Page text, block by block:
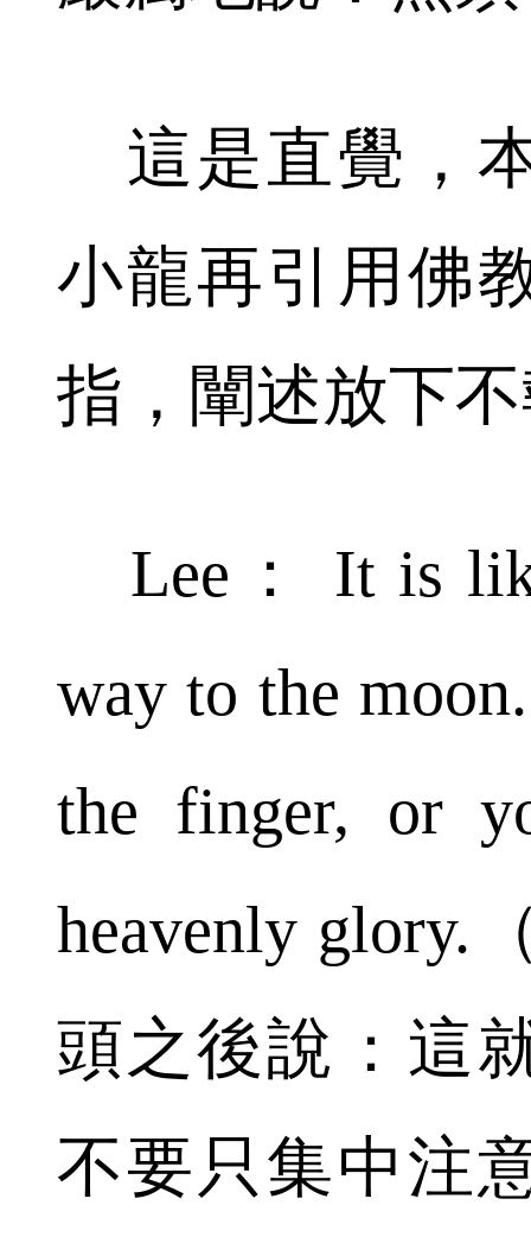
這是直覺，
小龍再引用佛
指，闡述放下
Lee： It is
way to the
the finger, or
heavenly glory.
頭之後說：這
不要只集中注